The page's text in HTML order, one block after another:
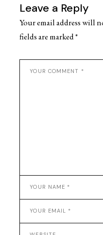
Leave a Reply
Your email address will
fields are marked*